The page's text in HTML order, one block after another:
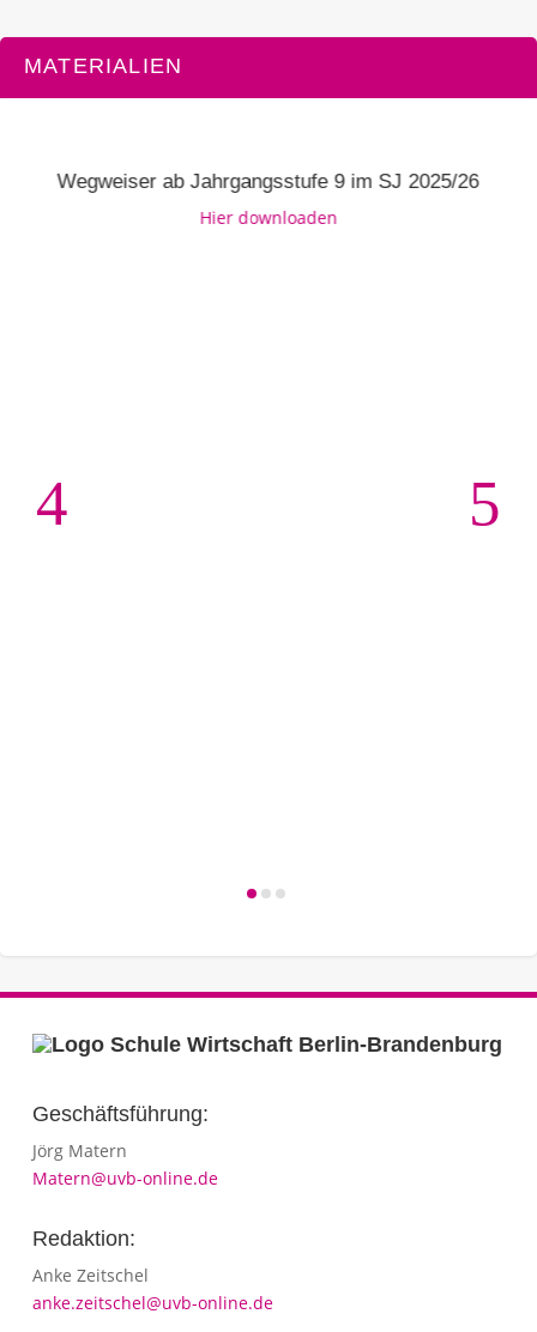
MATERIALIEN
Wegweiser ab Jahrgangsstufe 9 im SJ 2025/26
Hier downloaden
Geschäftsführung:
Jörg Matern
Matern@uvb-online.de
Redaktion:
Anke Zeitschel
anke.zeitschel@uvb-online.de